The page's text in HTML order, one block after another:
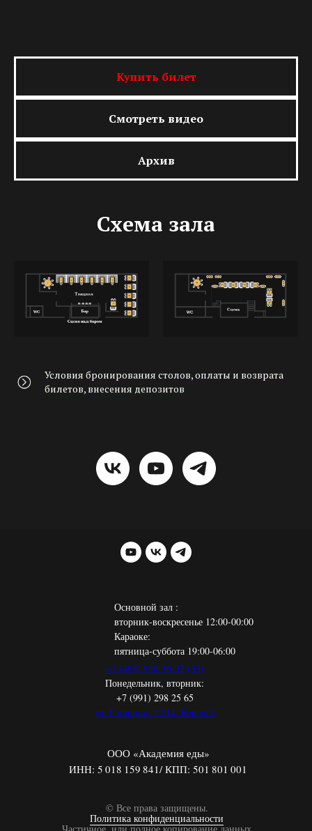
Купить билет
Смотреть видео
Архив
Схема зала
Условия бронирования столов, оплаты и возврата
билетов, внесения депозитов
+7 (498) 950-36-32 (33)
Понедельник, вторник:
+7 (991) 298 25 65
ул. Гагарина, 12/14, Королёв
Основной зал :
вторник-воскресенье 12:00-00:00
Караоке:
пятница-суббота 19:00-06:00
ООО «Академия еды»
ИНН: 5 018 159 841/ КПП: 501 801 001
© Все права защищены.
Политика конфиденциальности